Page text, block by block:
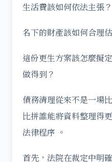
生活費該如何依法主張？
名下的財產該如何合理
這份更生方案該怎麼擬
做得到？
債務清理從來不是一場
比拼誰能將資料整理得
法律程序 。
首先，法院在裁定中明